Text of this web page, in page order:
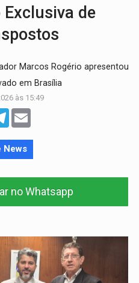
de
Marcos Rogério apresentou
em Brasília
às 15:49
Telegram
News
no Whatsapp